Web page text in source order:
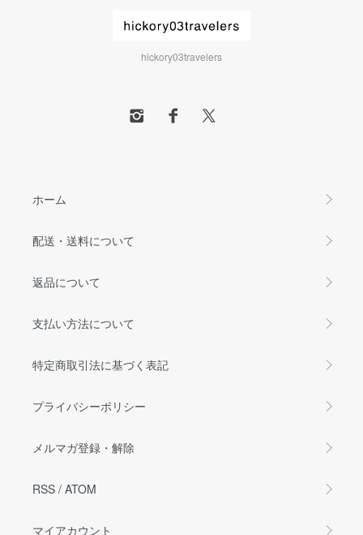
hickory03travelers
ホーム
配送・送料について
返品について
支払い方法について
特定商取引法に基づく表記
プライバシーポリシー
メルマガ登録・解除
RSS / ATOM
マイアカウント